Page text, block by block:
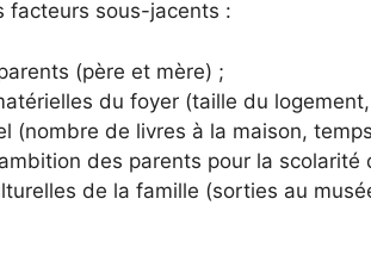
facteurs sous-jacents :
(père et mère) ;
du foyer (taille du
(nombre de livres à la maison,
des parents pour la
de la famille (sorties au